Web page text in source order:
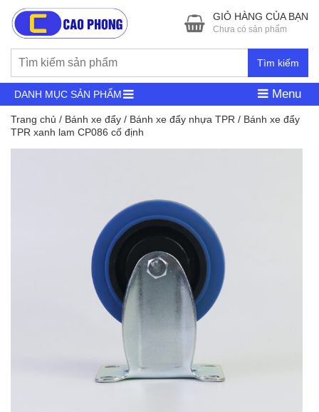
Tìm kiếm
GIỎ HÀNG CỦA BẠN
Chưa có sản phẩm
DANH MỤC SẢN PHẨM Menu
Trang chủ / Bánh xe đẩy / Bánh xe đẩy nhựa TPR / Bánh xe đẩy
TPR xanh lam CP086 cố định